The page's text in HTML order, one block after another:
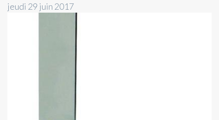
jeudi 29 juin 2017